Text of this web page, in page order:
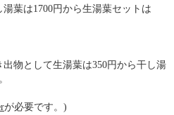
葉は1700円から生湯葉セットは
物として生湯葉は350円から干し湯
が必要です。)